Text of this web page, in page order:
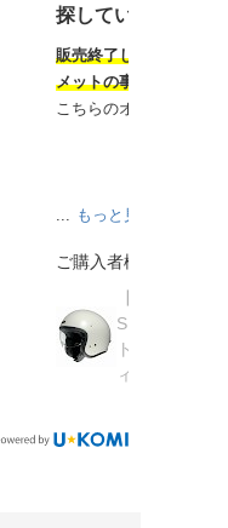
探していたヘルメ
販売終了してから半年
メットの事を知り探し
こちらのオンラインサ
もっと見る
ご購入者様
SHOEI ショ
ト J・O ジェ
ィッシュグリ